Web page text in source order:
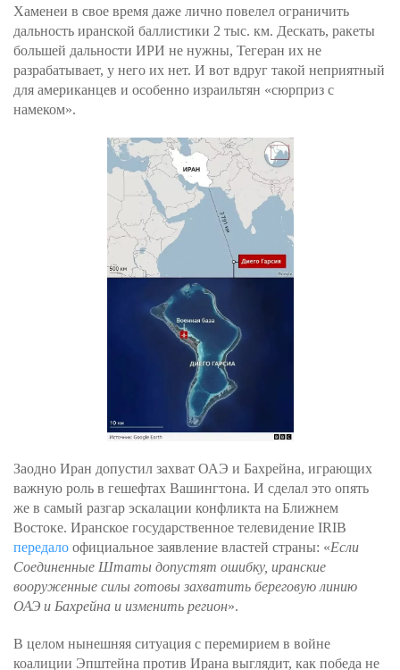
Хаменеи в свое время даже лично повелел ограничить
дальность иранской баллистики 2 тыс. км. Дескать, ракеты
большей дальности ИРИ не нужны, Тегеран их не
разрабатывает, у него их нет. И вот вдруг такой неприятный
для американцев и особенно израильтян «сюрприз с
намеком».
Заодно Иран допустил захват ОАЭ и Бахрейна, играющих
важную роль в гешефтах Вашингтона. И сделал это опять
же в самый разгар эскалации конфликта на Ближнем
Востоке. Иранское государственное телевидение IRIB
передало официальное заявление властей страны: «Если
Соединенные Штаты допустят ошибку, иранские
вооруженные силы готовы захватить береговую линию
ОАЭ и Бахрейна и изменить регион».
В целом нынешняя ситуация с перемирием в войне
коалиции Эпштейна против Ирана выглядит, как победа не